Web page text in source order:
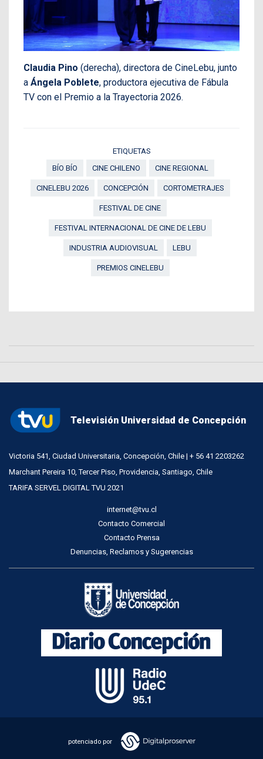
Claudia Pino (derecha), directora de CineLebu, junto
a Ángela Poblete, productora ejecutiva de Fábula
TV con el Premio a la Trayectoria 2026.
ETIQUETAS
BÍO BÍO
CINE CHILENO CINE REGIONAL
CINELEBU 2026 CONCEPCIÓN CORTOMETRAJES
FESTIVAL DE CINE
FESTIVAL INTERNACIONAL DE CINE DE LEBU
INDUSTRIA AUDIOVISUAL LEBU
PREMIOS CINELEBU
Televisión Universidad de Concepción
Victoria 541, Ciudad Universitaria, Concepción, Chile | + 56 41 2203262
Marchant Pereira 10, Tercer Piso, Providencia, Santiago, Chile
TARIFA SERVEL DIGITAL TVU 2021
internet@tvu.cl
Contacto Comercial
Contacto Prensa
Denuncias, Reclamos y Sugerencias
potenciado por